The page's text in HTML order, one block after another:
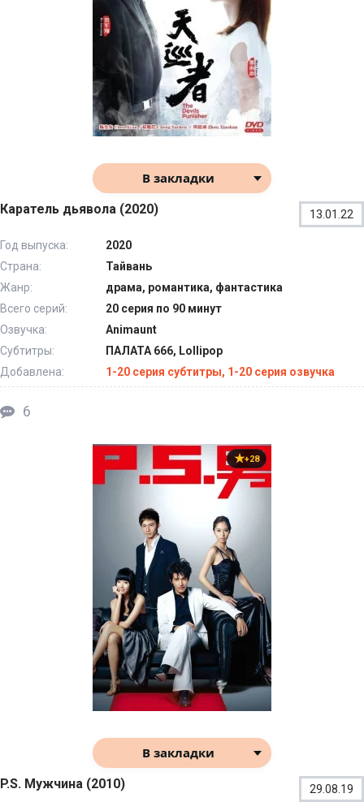
В закладки
Каратель дьявола (2020) 13.01.22
Год выпуска:
2020
Страна:
Тайвань
Жанр:
драма, романтика, фантастика
Всего серий:
20 серия по 90 минут
Озвучка:
Animaunt
Субтитры:
ПАЛАТА 666, Lollipop
Добавлена:
1-20 серия субтитры, 1-20 серия озвучка
6
+28
В закладки
P.S. Мужчина (2010) 29.08.19